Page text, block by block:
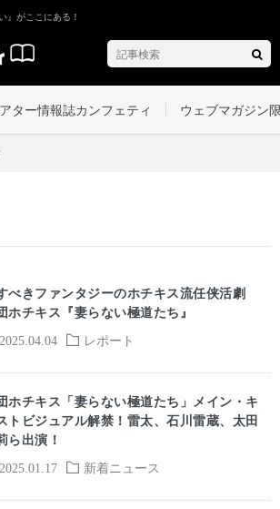
』がここにある！
ター情報誌カンフェティ ウェブマガジン
2025.04.04 レポート
べきファンタジーのホチキス流任侠活劇
ホチキス『妻らない極道たち』
2025.01.17 新着ニュース
ホチキス「妻らない極道たち」メイン・キ
トビジュアル解禁！雷太、石川雷蔵、太田
ら出演！